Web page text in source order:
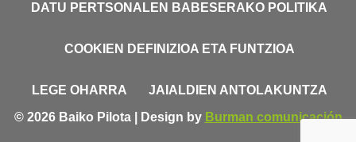
DATU PERTSONALEN BABESERAKO POLITIKA
COOKIEN DEFINIZIOA ETA FUNTZIOA
LEGE OHARRA
JAIALDIEN ANTOLAKUNTZA
© 2026 Baiko Pilota | Design by Burman comunicación